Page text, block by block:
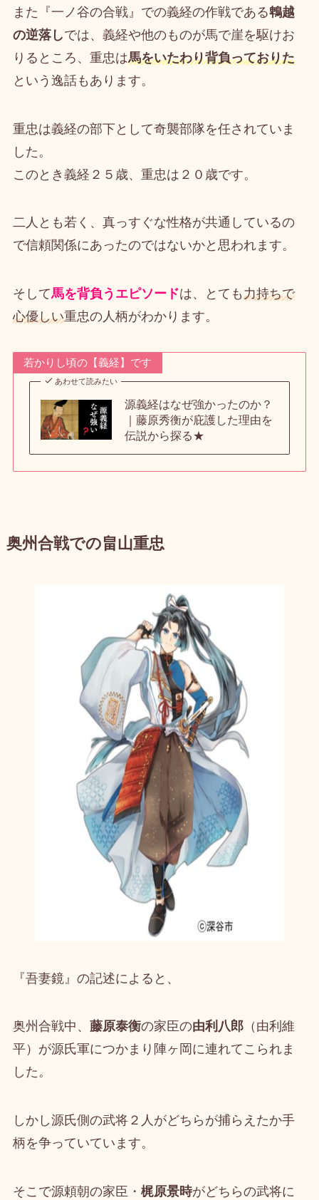
また『一ノ谷の合戦』での義経の作戦である鵯越
の逆落しでは、義経や他のものが馬で崖を駆けお
りるところ、重忠は馬をいたわり背負っておりた
という逸話もあります。
重忠は義経の部下として奇襲部隊を任されていま
した。
このとき義経２５歳、重忠は２０歳です。
二人とも若く、真っすぐな性格が共通しているの
で信頼関係にあったのではないかと思われます。
そして馬を背負うエピソードは、とても力持ちで
心優しい重忠の人柄がわかります。
若かりし頃の【義経】です
あわせて読みたい
源義経はなぜ強かったのか？
｜藤原秀衡が庇護した理由を
伝説から探る★
奥州合戦での畠山重忠
『吾妻鏡』の記述によると、
奥州合戦中、 藤原泰衡の家臣の由利八郎（由利維
平）が源氏軍につかまり陣ヶ岡に連れてこられま
した。
しかし源氏側の武将２人がどちらが捕らえたか手
柄を争っていています。
そこで源頼朝の家臣・ 梶原景時がどちらの武将に